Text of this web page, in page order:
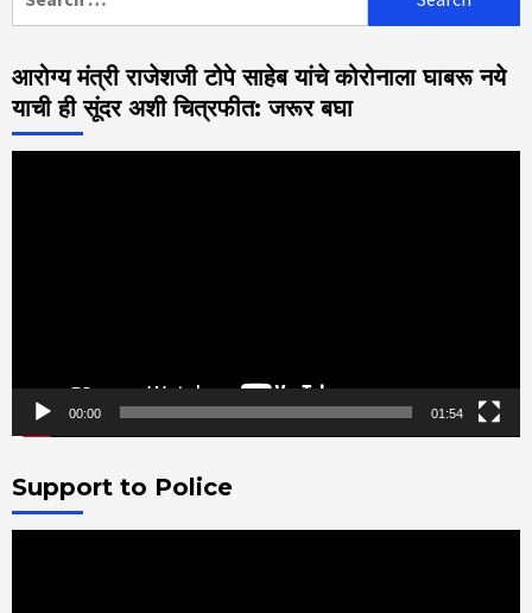
for:
आरोग्य मंत्री राजेशजी टोपे साहेब यांचे कोरोनाला घाबरू नये
याची ही सूंदर अशी चित्रफीत: जरूर बघा
00:00 01:54
Support to Police